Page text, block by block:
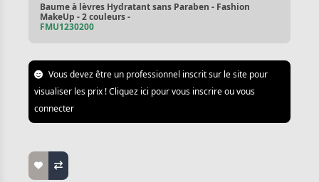
Baume à lèvres Hydratant sans Paraben - Fashion
MakeUp - 2 couleurs -
FMU1230200
Vous devez être un professionnel inscrit sur le site pour
visualiser les prix ! Cliquez ici pour vous inscrire ou vous
connecter